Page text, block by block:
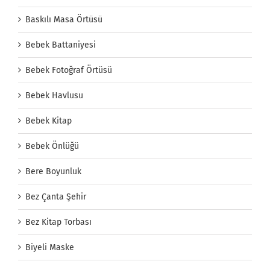
Baskılı Masa Örtüsü
Bebek Battaniyesi
Bebek Fotoğraf Örtüsü
Bebek Havlusu
Bebek Kitap
Bebek Önlüğü
Bere Boyunluk
Bez Çanta Şehir
Bez Kitap Torbası
Biyeli Maske